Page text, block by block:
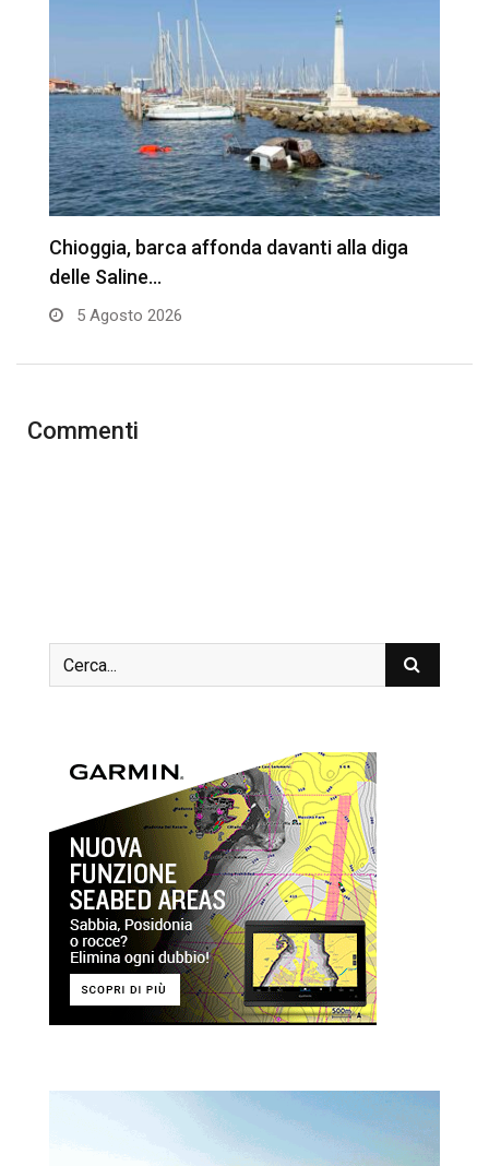
Chioggia, barca affonda davanti alla diga
delle Saline…
5 Agosto 2026
Commenti